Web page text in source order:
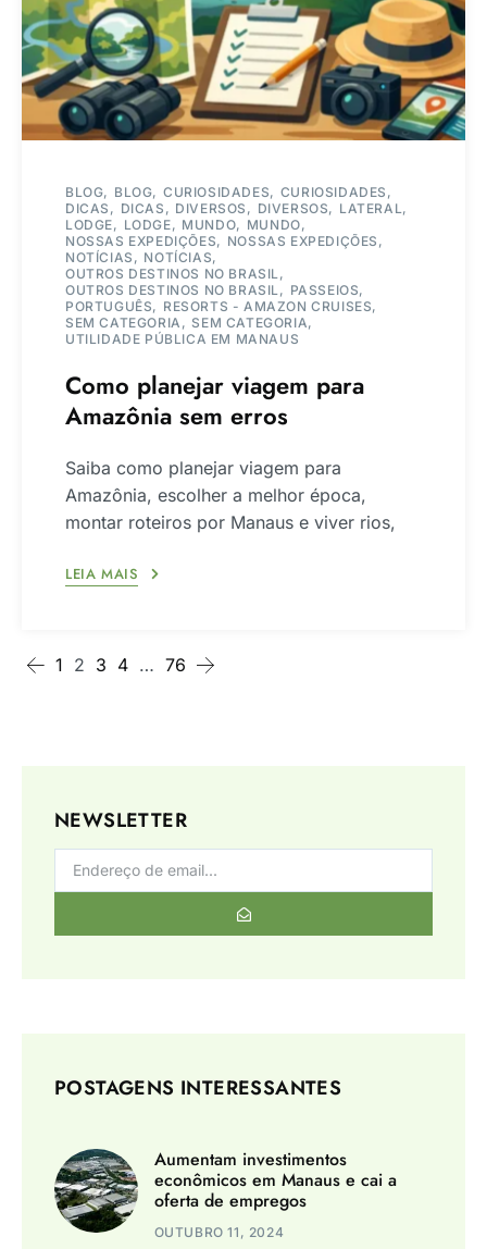
BLOG BLOG CURIOSIDADES
CURIOSIDADES
DICAS
DICAS DIVERSOS DIVERSOS
LATERAL
LODGE
LODGE MUNDO
MUNDO
NOSSAS EXPEDIÇÕES
NOSSAS EXPEDIÇÕES
NOTÍCIAS
NOTÍCIAS
OUTROS DESTINOS NO BRASIL
OUTROS DESTINOS NO BRASIL
PASSEIOS
PORTUGUÊS
RESORTS - AMAZON CRUISES
SEM CATEGORIA
SEM CATEGORIA
UTILIDADE PÚBLICA EM MANAUS
Como planejar viagem para
Amazônia sem erros
Saiba como planejar viagem para
Amazônia, escolher a melhor época,
montar roteiros por Manaus e viver rios,
LEIA MAIS
1 2 3 4 … 76
NEWSLETTER
POSTAGENS INTERESSANTES
Aumentam investimentos
econômicos em Manaus e cai a
oferta de empregos
OUTUBRO 11, 2024